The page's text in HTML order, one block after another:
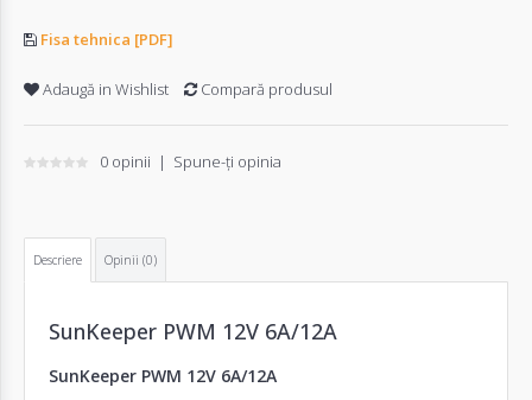
Fisa tehnica [PDF]
Adaugă in Wishlist Compară produsul
0 opinii | Spune-ţi opinia
Descriere Opinii (0)
SunKeeper PWM 12V 6A/12A
SunKeeper PWM 12V 6A/12A